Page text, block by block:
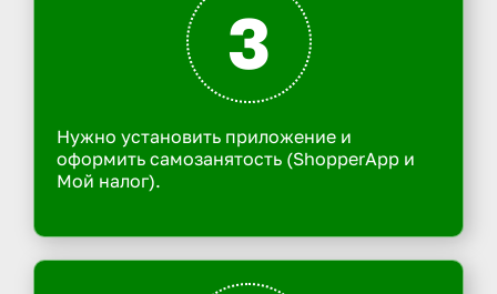
3
Нужно установить приложение и
оформить самозанятость (ShopperApp и
Мой налог).